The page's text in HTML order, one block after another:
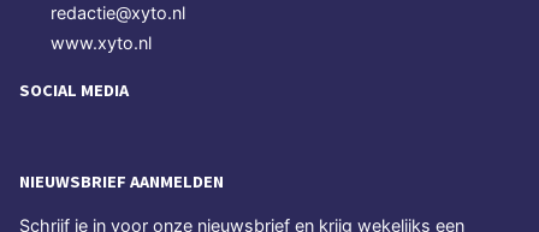
redactie@xyto.nl
www.xyto.nl
SOCIAL MEDIA
NIEUWSBRIEF AANMELDEN
Schrijf je in voor onze nieuwsbrief en krijg wekelijks een